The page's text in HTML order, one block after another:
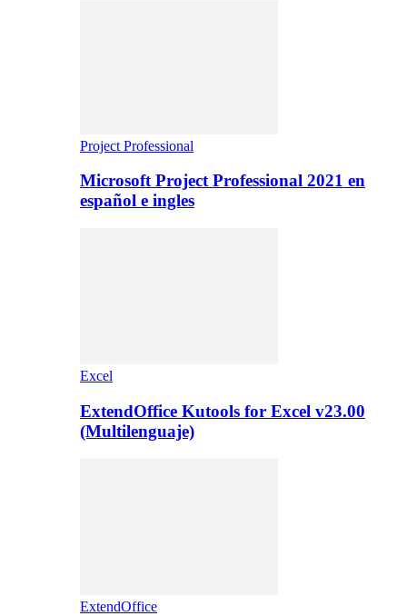
Project Professional
Microsoft Project Professional 2021 en
español e ingles
Excel
ExtendOffice Kutools for Excel v23.00
(Multilenguaje)
ExtendOffice